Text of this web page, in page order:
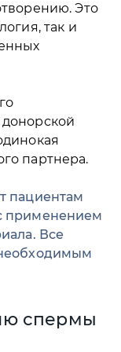
Это
так и
партнера.
пациентам
применением
Все
спермы